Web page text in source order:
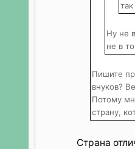
Ну не
не в
Пишите
внуков?
Потому
страну,
Страна